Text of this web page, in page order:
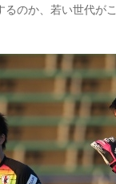
のか、若い世代が